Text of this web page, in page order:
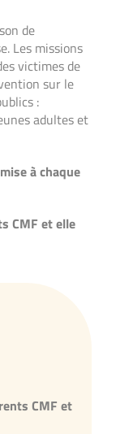
de
Les missions
victimes de
sur le
:
adultes et
à chaque
CMF et elle
CMF et